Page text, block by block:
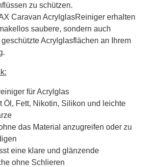
zu schützen.
Caravan AcrylglasReiniger erhalten
saubere, sondern auch
Acrylglasflächen an Ihrem
für Acrylglas
Öl, Fett, Nikotin, Silikon und leichte
das Material anzugreifen oder zu
eine klare und glänzende
ohne Schlieren